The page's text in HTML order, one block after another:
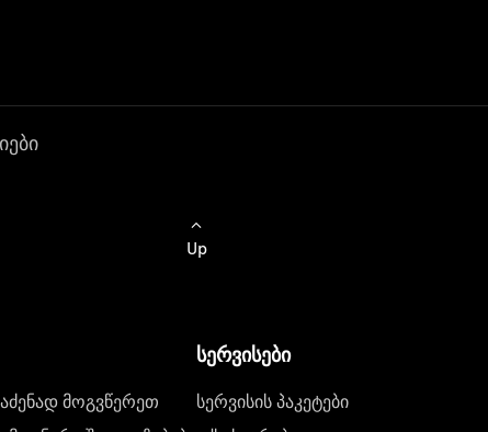
Up
მოგვწერეთ
სერვისები
სერვისის პაკეტები